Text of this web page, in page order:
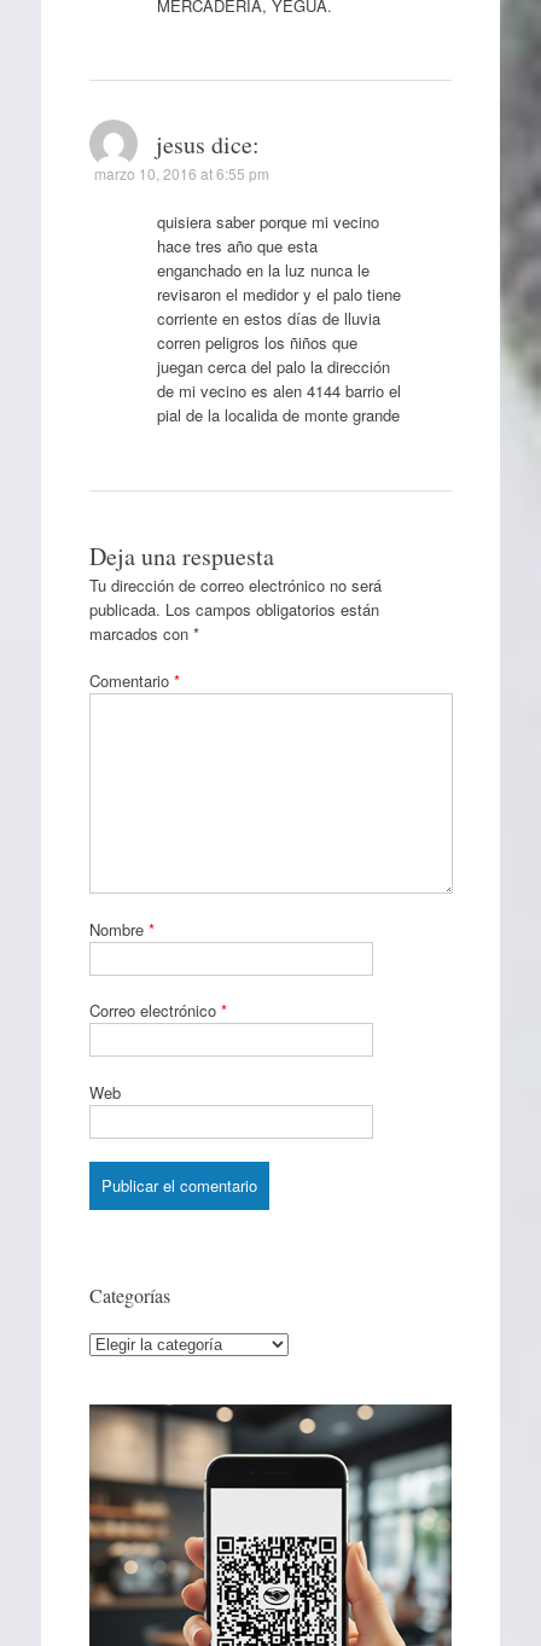
MERCADERIA, YEGUA.
jesus dice:
marzo 10, 2016 at 6:55 pm
quisiera saber porque mi vecino
hace tres año que esta
enganchado en la luz nunca le
revisaron el medidor y el palo tiene
corriente en estos días de lluvia
corren peligros los ñiños que
juegan cerca del palo la dirección
de mi vecino es alen 4144 barrio el
pial de la localida de monte grande
Deja una respuesta
Tu dirección de correo electrónico no será
publicada. Los campos obligatorios están
marcados con *
Comentario *
Nombre *
Correo electrónico *
Web
Categorías
Categorías